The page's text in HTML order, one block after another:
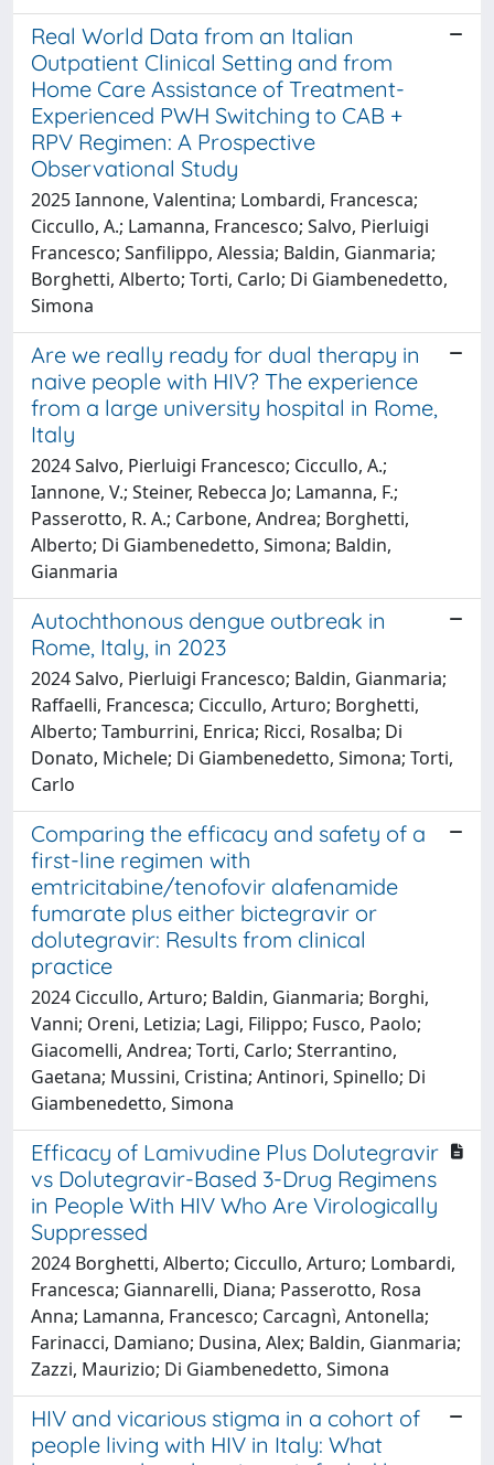
Real World Data from an Italian
Outpatient Clinical Setting and from
Home Care Assistance of Treatment-
Experienced PWH Switching to CAB +
RPV Regimen: A Prospective
Observational Study
2025 Iannone, Valentina; Lombardi, Francesca;
Ciccullo, A.; Lamanna, Francesco; Salvo, Pierluigi
Francesco; Sanfilippo, Alessia; Baldin, Gianmaria;
Borghetti, Alberto; Torti, Carlo; Di Giambenedetto,
Simona
Are we really ready for dual therapy in
naive people with HIV? The experience
from a large university hospital in Rome,
Italy
2024 Salvo, Pierluigi Francesco; Ciccullo, A.;
Iannone, V.; Steiner, Rebecca Jo; Lamanna, F.;
Passerotto, R. A.; Carbone, Andrea; Borghetti,
Alberto; Di Giambenedetto, Simona; Baldin,
Gianmaria
Autochthonous dengue outbreak in
Rome, Italy, in 2023
2024 Salvo, Pierluigi Francesco; Baldin, Gianmaria;
Raffaelli, Francesca; Ciccullo, Arturo; Borghetti,
Alberto; Tamburrini, Enrica; Ricci, Rosalba; Di
Donato, Michele; Di Giambenedetto, Simona; Torti,
Carlo
Comparing the efficacy and safety of a
first-line regimen with
emtricitabine/tenofovir alafenamide
fumarate plus either bictegravir or
dolutegravir: Results from clinical
practice
2024 Ciccullo, Arturo; Baldin, Gianmaria; Borghi,
Vanni; Oreni, Letizia; Lagi, Filippo; Fusco, Paolo;
Giacomelli, Andrea; Torti, Carlo; Sterrantino,
Gaetana; Mussini, Cristina; Antinori, Spinello; Di
Giambenedetto, Simona
Efficacy of Lamivudine Plus Dolutegravir
vs Dolutegravir-Based 3-Drug Regimens
in People With HIV Who Are Virologically
Suppressed
2024 Borghetti, Alberto; Ciccullo, Arturo; Lombardi,
Francesca; Giannarelli, Diana; Passerotto, Rosa
Anna; Lamanna, Francesco; Carcagnì, Antonella;
Farinacci, Damiano; Dusina, Alex; Baldin, Gianmaria;
Zazzi, Maurizio; Di Giambenedetto, Simona
HIV and vicarious stigma in a cohort of
people living with HIV in Italy: What